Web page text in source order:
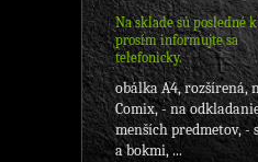
Na sklade sú posledné
prosím informujte sa
telefonicky.
obálka A4, rozšírená,
Comix, - na
menších predmetov, -
a bokmi, ...